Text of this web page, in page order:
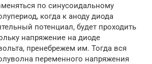
по синусоидальному
когда к аноду диода
потенциал, будет проходить
напряжение на диоде
пренебрежем им. Тогда вся
переменного напряжения